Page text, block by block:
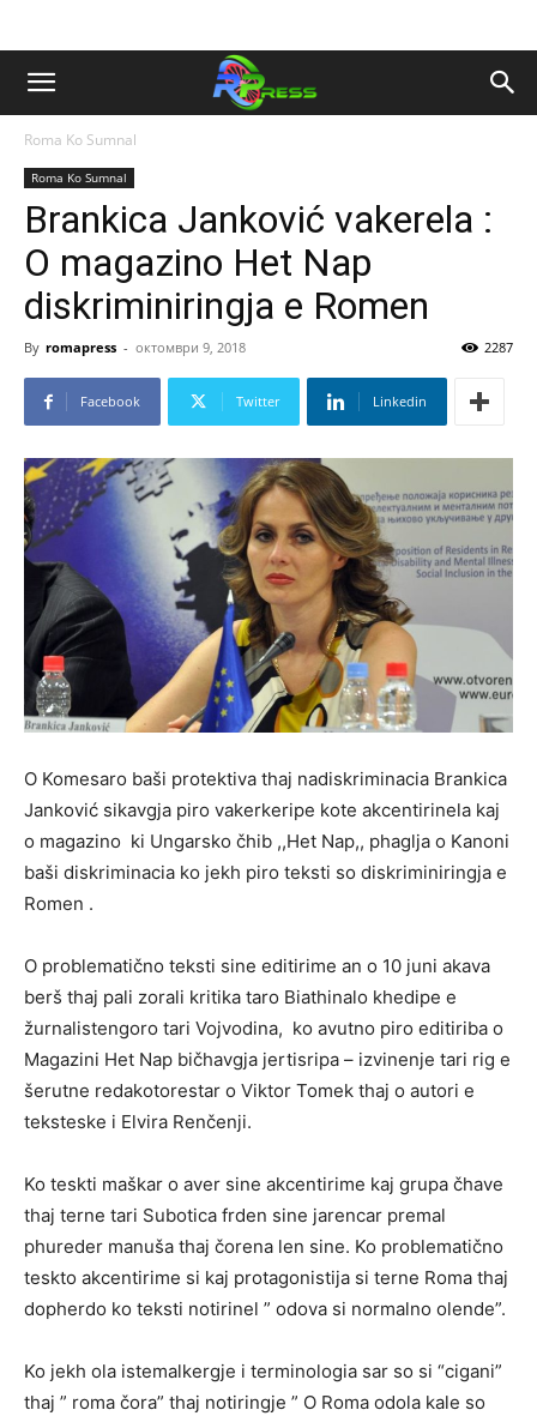
Roma Ko Sumnal
Roma Ko Sumnal
Brankica Janković vakerela :
O magazino Het Nap
diskriminiringja e Romen
By romapress - октомври 9, 2018 2287
Facebook Twitter Linkedin
O Komesaro baši protektiva thaj nadiskriminacia Brankica
Janković sikavgja piro vakerkeripe kote akcentirinela kaj
o magazino ki Ungarsko čhib ,,Het Nap,, phaglja o Kanoni
baši diskriminacia ko jekh piro teksti so diskriminiringja e
Romen .
O problematično teksti sine editirime an o 10 juni akava
berš thaj pali zorali kritika taro Biathinalo khedipe e
žurnalistengoro tari Vojvodina, ko avutno piro editiriba o
Magazini Het Nap bičhavgja jertisripa – izvinenje tari rig e
šerutne redakotorestar o Viktor Tomek thaj o autori e
teksteske i Elvira Renčenji.
Ko teskti maškar o aver sine akcentirime kaj grupa čhave
thaj terne tari Subotica frden sine jarencar premal
phureder manuša thaj čorena len sine. Ko problematično
teskto akcentirime si kaj protagonistija si terne Roma thaj
dopherdo ko teksti notirinel ” odova si normalno olende”.
Ko jekh ola istemalkergje i terminologia sar so si “cigani”
thaj ” roma čora” thaj notiringje ” O Roma odola kale so